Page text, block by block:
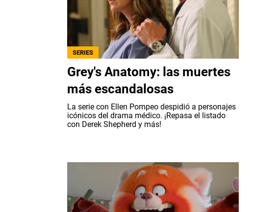
SERIES
Grey's Anatomy: las muertes
más escandalosas
La serie con Ellen Pompeo despidió a personajes
icónicos del drama médico. ¡Repasa el listado
con Derek Shepherd y más!